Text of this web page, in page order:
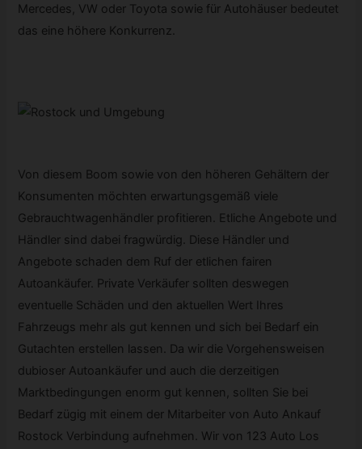
Mercedes, VW oder Toyota sowie für Autohäuser bedeutet
das eine höhere Konkurrenz.
Von diesem Boom sowie von den höheren Gehältern der
Konsumenten möchten erwartungsgemäß viele
Gebrauchtwagenhändler profitieren. Etliche Angebote und
Händler sind dabei fragwürdig. Diese Händler und
Angebote schaden dem Ruf der etlichen fairen
Autoankäufer. Private Verkäufer sollten deswegen
eventuelle Schäden und den aktuellen Wert Ihres
Fahrzeugs mehr als gut kennen und sich bei Bedarf ein
Gutachten erstellen lassen. Da wir die Vorgehensweisen
dubioser Autoankäufer und auch die derzeitigen
Marktbedingungen enorm gut kennen, sollten Sie bei
Bedarf zügig mit einem der Mitarbeiter von Auto Ankauf
Rostock Verbindung aufnehmen. Wir von 123 Auto Los